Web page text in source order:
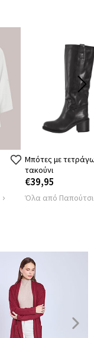
Μπότες με
τακούνι
€39,95
Όλα από